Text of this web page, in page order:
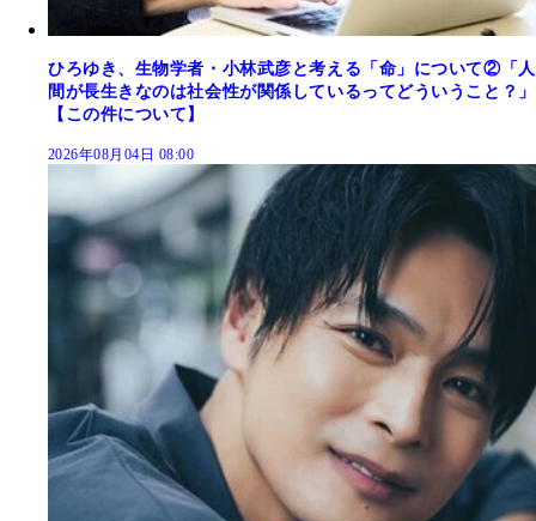
ひろゆき、生物学者・小林武彦と考える「命」について②「人
間が長生きなのは社会性が関係しているってどういうこと？」
【この件について】
2026年08月04日 08:00